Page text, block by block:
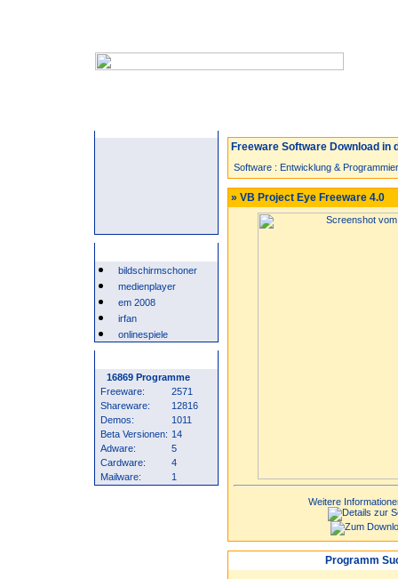
bildschirmschoner
medienplayer
em 2008
irfan
onlinespiele
16869 Programme
Freeware:
2571
Shareware:
12816
Demos:
1011
Beta Versionen: 14
Adware:
5
Cardware:
4
Mailware:
1
Freeware Software Download in
Software : Entwicklung &
» VB Project Eye Freeware 4.0
Weitere
Programm